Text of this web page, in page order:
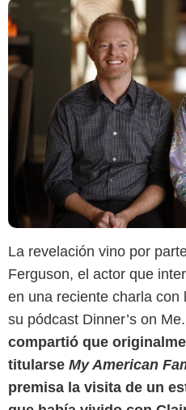
La revelación vino por
Ferguson, el actor que
en una reciente charla con
su pódcast Dinner’s on
compartió que
titularse My American
premisa la visita de un